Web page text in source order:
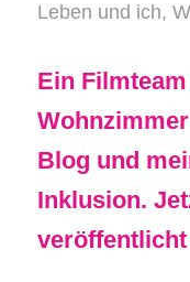
Leben und ich,
Ein
Blog und
Inklusion.